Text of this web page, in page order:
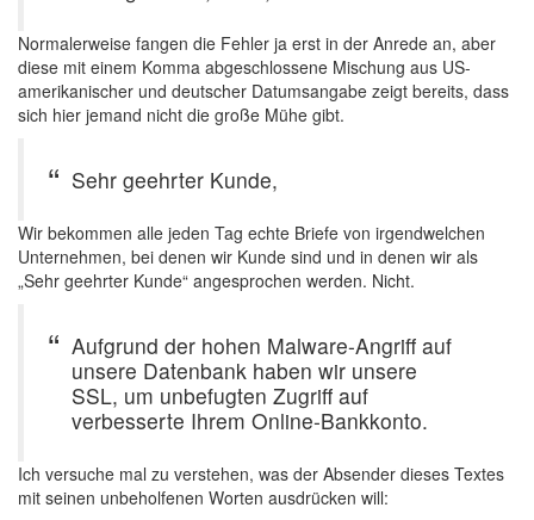
Normalerweise fangen die Fehler ja erst in der Anrede an, aber
diese mit einem Komma abgeschlossene Mischung aus US-
amerikanischer und deutscher Datumsangabe zeigt bereits, dass
sich hier jemand nicht die große Mühe gibt.
Sehr geehrter Kunde,
Wir bekommen alle jeden Tag echte Briefe von irgendwelchen
Unternehmen, bei denen wir Kunde sind und in denen wir als
„Sehr geehrter Kunde“ angesprochen werden. Nicht.
Aufgrund der hohen Malware-Angriff auf
unsere Datenbank haben wir unsere
SSL, um unbefugten Zugriff auf
verbesserte Ihrem Online-Bankkonto.
Ich versuche mal zu verstehen, was der Absender dieses Textes
mit seinen unbeholfenen Worten ausdrücken will: